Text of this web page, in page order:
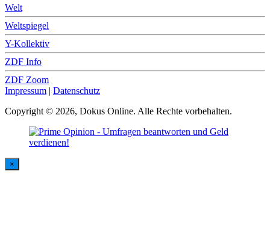
Welt
Weltspiegel
Y-Kollektiv
ZDF Info
ZDF Zoom
Impressum | Datenschutz
Copyright © 2026, Dokus Online. Alle Rechte vorbehalten.
×